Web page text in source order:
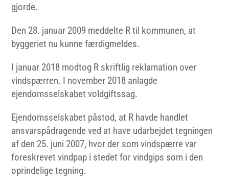
gjorde.
Den 28. januar 2009 meddelte R til kommunen, at
byggeriet nu kunne færdigmeldes.
I januar 2018 modtog R skriftlig reklamation over
vindspærren. I november 2018 anlagde
ejendomsselskabet voldgiftssag.
Ejendomsselskabet påstod, at R havde handlet
ansvarspådragende ved at have udarbejdet tegningen
af den 25. juni 2007, hvor der som vindspærre var
foreskrevet vindpap i stedet for vindgips som i den
oprindelige tegning.